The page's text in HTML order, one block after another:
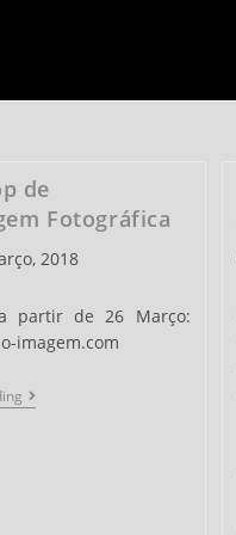
de
Fotográfica
2018
partir de 26 Março:
imagem.com
Workshop
De